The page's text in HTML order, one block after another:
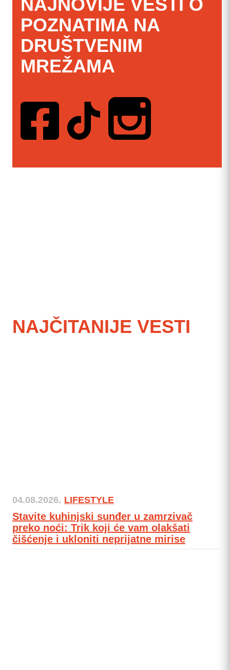
NAJNOVIJE VESTI O
POZNATIMA NA
DRUŠTVENIM
MREŽAMA
NAJČITANIJE VESTI
04.08.2026. LIFESTYLE
Stavite kuhinjski sunđer u zamrzivač
preko noći: Trik koji će vam olakšati
čišćenje i ukloniti neprijatne mirise